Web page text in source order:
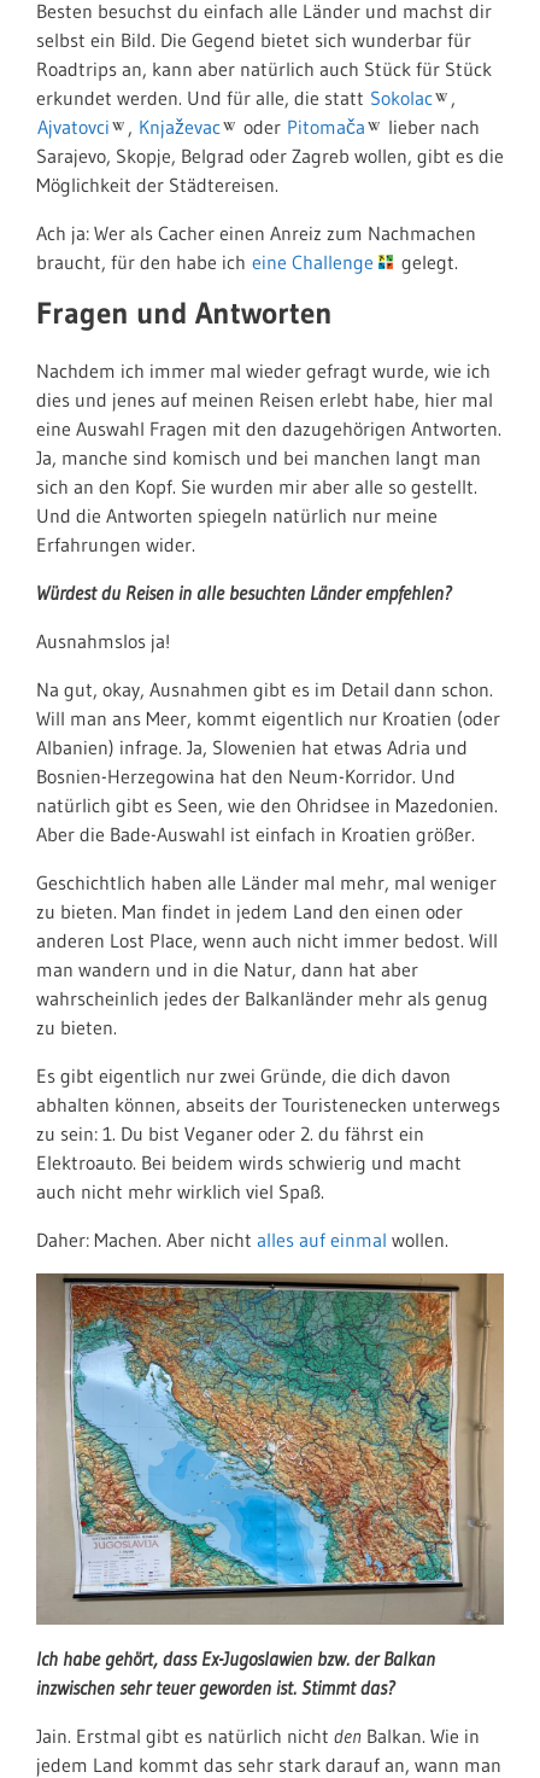
Besten besuchst du einfach alle Länder und machst dir
selbst ein Bild. Die Gegend bietet sich wunderbar für
Roadtrips an, kann aber natürlich auch Stück für Stück
erkundet werden. Und für alle, die statt Sokolac
,
Ajvatovci
, Knjaževac oder Pitomača
lieber nach
Sarajevo, Skopje, Belgrad oder Zagreb wollen, gibt es die
Möglichkeit der Städtereisen.
Ach ja: Wer als Cacher einen Anreiz zum Nachmachen
braucht, für den habe ich eine Challenge gelegt.
Fragen und Antworten
Nachdem ich immer mal wieder gefragt wurde, wie ich
dies und jenes auf meinen Reisen erlebt habe, hier mal
eine Auswahl Fragen mit den dazugehörigen Antworten.
Ja, manche sind komisch und bei manchen langt man
sich an den Kopf. Sie wurden mir aber alle so gestellt.
Und die Antworten spiegeln natürlich nur meine
Erfahrungen wider.
Würdest du Reisen in alle besuchten Länder empfehlen?
Ausnahmslos ja!
Na gut, okay, Ausnahmen gibt es im Detail dann schon.
Will man ans Meer, kommt eigentlich nur Kroatien (oder
Albanien) infrage. Ja, Slowenien hat etwas Adria und
Bosnien-Herzegowina hat den Neum-Korridor. Und
natürlich gibt es Seen, wie den Ohridsee in Mazedonien.
Aber die Bade-Auswahl ist einfach in Kroatien größer.
Geschichtlich haben alle Länder mal mehr, mal weniger
zu bieten. Man findet in jedem Land den einen oder
anderen Lost Place, wenn auch nicht immer bedost. Will
man wandern und in die Natur, dann hat aber
wahrscheinlich jedes der Balkanländer mehr als genug
zu bieten.
Es gibt eigentlich nur zwei Gründe, die dich davon
abhalten können, abseits der Touristenecken unterwegs
zu sein: 1. Du bist Veganer oder 2. du fährst ein
Elektroauto. Bei beidem wirds schwierig und macht
auch nicht mehr wirklich viel Spaß.
Daher: Machen. Aber nicht alles auf einmal wollen.
Ich habe gehört, dass Ex-Jugoslawien bzw. der Balkan
inzwischen sehr teuer geworden ist. Stimmt das?
Jain. Erstmal gibt es natürlich nicht den Balkan. Wie in
jedem Land kommt das sehr stark darauf an, wann man